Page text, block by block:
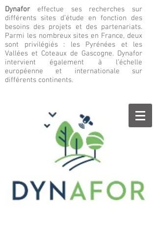
Dynafor effectue ses recherches sur
différents sites d’étude en fonction des
besoins des projets et des partenariats.
Parmi les nombreux sites en France, deux
sont privilégiés : les Pyrénées et les
Vallées et Coteaux de Gascogne. Dynafor
intervient également à l’échelle
européenne et internationale sur
différents continents.